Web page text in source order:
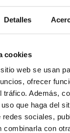
Detalles
cookies
web se usan
ofrecer
tráfico. Además,
que haga del
sociales,
combinarla con